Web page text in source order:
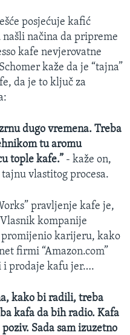
posjećuje kafić
našli načina da pripreme
kafe nevjerovatne
kaže da je “tajna”
da je to ključ za
dugo vremena. Treba
tu aromu
tople kafe.” - kaže on,
vlastitog procesa.
pravljenje kafe je,
kompanije
promijenio karijeru, kako
firmi “Amazon.com”
i prodaje kafu jer….
kako bi radili, treba
kafa da bih radio. Kafa
Sada sam izuzetno